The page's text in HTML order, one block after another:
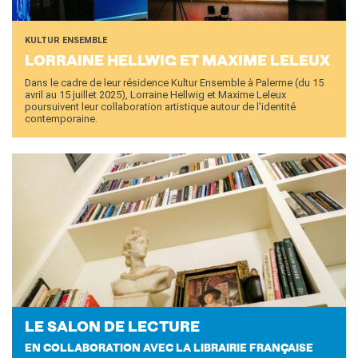
Operazioni artistiche
CINÉMA ET AUDIOVISUEL
Fuori Sala
La Francia al Cinema
Rendez-vous
DÉBATS D'IDÉES
UNIVERSITÉ, RECHERCHE,
INNOVATION
Étudier en France
Doubles diplômes
Soutien à la recherche et
l'innovation
YEP - Young Entrepreneurs
QUI SOMMES-NOUS ?
KULTUR ENSEMBLE
LOR­RAINE HELL­WIG ET MAXIME LE­LEUX
Dans le cadre de leur résidence Kultur Ensemble à Palerme (du 15
avril au 15 juillet 2025), Lorraine Hellwig et Maxime Leleux
poursuivent leur collaboration artistique autour de l'identité
contemporaine.
LE SALON DE LEC­TURE
EN COLLABORATION AVEC LA LIBRAIRIE FRANÇAISE